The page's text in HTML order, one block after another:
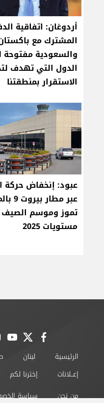
أردوغان: اتفاقية
المشترك مع
والسعودية مفتوحة
الدول التي تهدف
الاستقرار بمنطقتنا
عبود: إنخفاض حركة
عبر
تموز وموسم
مستويات 2025
facebook
twitter
الرئيسية لبنان
إعــلانات
إخترنا لكم
من نحن
سياسة